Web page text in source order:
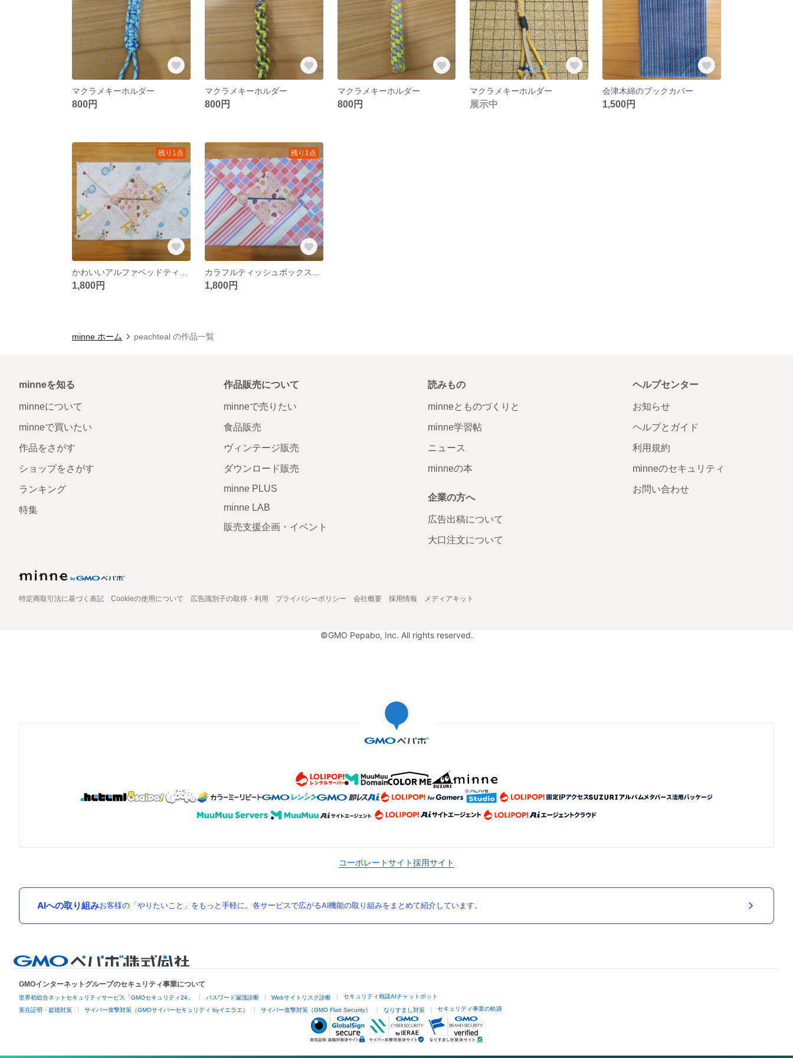
マクラメキーホルダー
800円
マクラメキーホルダー
800円
マクラメキーホルダー
800円
マクラメキーホルダー
展示中
会津木綿のブックカバー
1,500円
残り1点
1,800円
残り1点
1,800円
minne ホーム peachteal の作品一覧
minneを知る
minneについて
minneで買いたい
作品をさがす
ショップをさがす
ランキング
特集
作品販売について
minneで売りたい
食品販売
ヴィンテージ販売
ダウンロード販売
minne PLUS
minne LAB
販売支援企画・イベント
読みもの
minneとものづくりと
minne学習帖
ニュース
minneの本
企業の方へ
広告出稿について
大口注文について
ヘルプセンター
お知らせ
ヘルプとガイド
利用規約
minneのセキュリティ
お問い合わせ
特定商取引法に基づく表記 Cookieの使用について 広告識別子の取得・利用 プライバシーポリシー 会社概要 採用情報 メディアキット
©GMO Pepabo, Inc. All rights reserved.
コーポレートサイト採用サイト
AIへの取り組みお客様の「やりたいこと」をもっと手軽に。各サービスで広がるAI機能の取り組みをまとめて紹介しています。
GMOインターネットグループのセキュリティ事業について
世界初総合ネットセキュリティサービス「GMOセキュリティ24」 パスワード漏洩診断 Webサイトリスク診断 セキュリティ相談AIチャットボット
実在証明・盗聴対策 サイバー攻撃対策（GMOサイバーセキュリティ byイエラエ） サイバー攻撃対策（GMO Flatt Security） なりすまし対策 セキュリティ事業の軌跡